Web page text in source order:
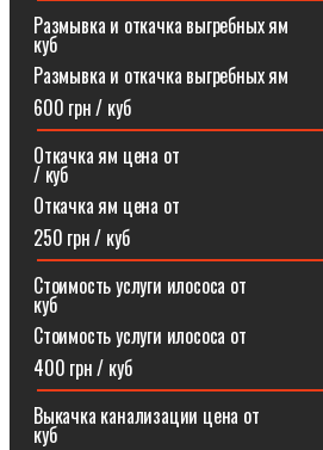
Размывка и откачка выгребных
куб
Размывка и откачка выгребных ям
600 грн / куб
Откачка ям цена от
/ куб
Откачка ям цена от
250 грн / куб
Стоимость услуги илососа
куб
Стоимость услуги илососа от
400 грн / куб
Выкачка канализации цена
куб